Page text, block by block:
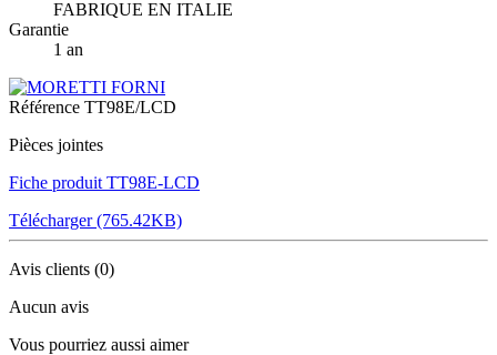
FABRIQUE EN ITALIE
Garantie
1 an
Référence TT98E/LCD
Pièces jointes
Fiche produit TT98E-LCD
Télécharger (765.42KB)
Avis clients (0)
Aucun avis
Vous pourriez aussi aimer